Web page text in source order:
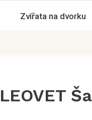
Zvířata na dvorku
LEOVET